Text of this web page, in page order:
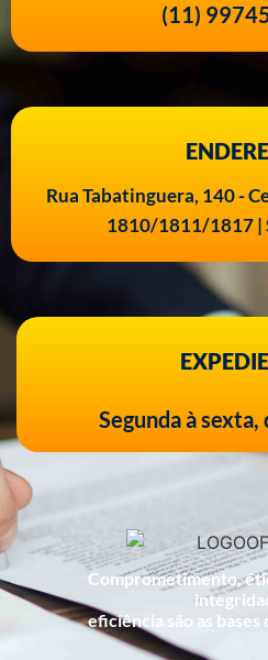
(11)
Rua Tabatinguera, 140 -
1810/1811/1817 |
Segunda à sexta,
Comprometimento,
eficiência são as bases